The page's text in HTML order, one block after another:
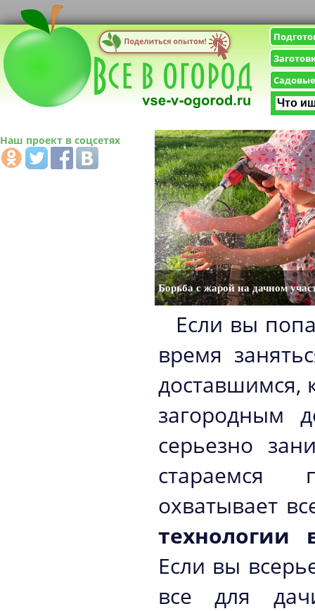
Наш проект в соцсетях
Борьба с жарой на дачном
Если вы
время
доставшимся,
загородным
серьезно
стараемся
охватывает
Если вы
все для